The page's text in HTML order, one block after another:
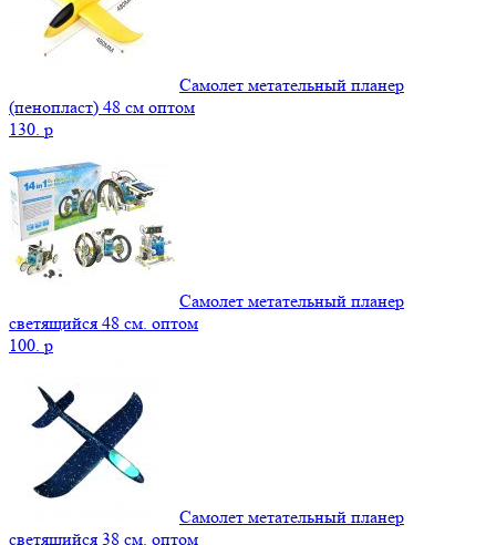
Самолет метательный планер
(пенопласт) 48 см оптом
130. p
Самолет метательный планер
светящийся 48 см. оптом
100. p
Самолет метательный планер
светящийся 38 см. оптом